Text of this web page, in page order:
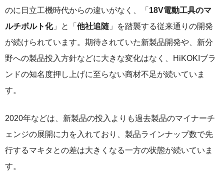
のに日立工機時代からの違いがなく、「 18V電動工具のマ
ルチボルト化」と「 他社追随 」を踏襲する従来通りの開発
が続けられています。期待されていた新製品開発や、新分
野への製品投入方針などに大きな変化はなく、HiKOKIブラ
ンドの知名度押し上げに至らない商材不足が続いていま
す。
2020年などは、新製品の投入よりも過去製品のマイナーチ
ェンジの展開に力を入れており、製品ラインナップ数で先
行するマキタとの差は大きくなる一方の状態が続いていま
す。